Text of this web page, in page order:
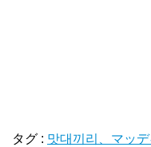
タグ : 맛대끼리、マッデ